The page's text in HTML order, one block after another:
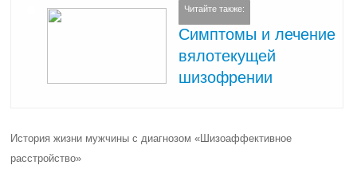
Читайте также:
Симптомы и лечение
вялотекущей
шизофрении
История жизни мужчины с диагнозом «Шизоаффективное
расстройство»